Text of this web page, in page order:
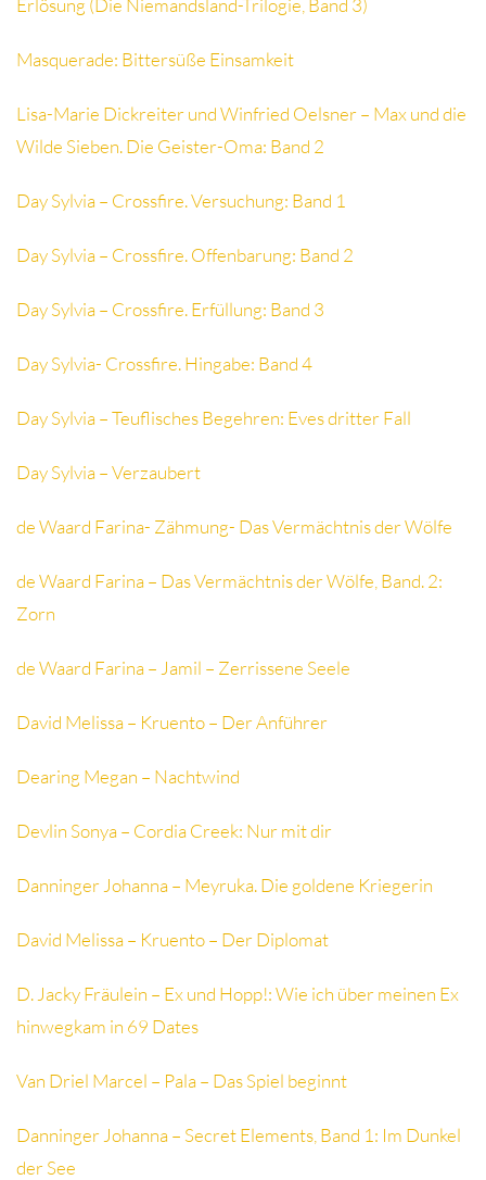
Erlösung (Die Niemandsland-Trilogie, Band 3)
Masquerade: Bittersüße Einsamkeit
Lisa-Marie Dickreiter und Winfried Oelsner – Max und die
Wilde Sieben. Die Geister-Oma: Band 2
Day Sylvia – Crossfire. Versuchung: Band 1
Day Sylvia – Crossfire. Offenbarung: Band 2
Day Sylvia – Crossfire. Erfüllung: Band 3
Day Sylvia- Crossfire. Hingabe: Band 4
Day Sylvia – Teuflisches Begehren: Eves dritter Fall
Day Sylvia – Verzaubert
de Waard Farina- Zähmung- Das Vermächtnis der Wölfe
de Waard Farina – Das Vermächtnis der Wölfe, Band. 2:
Zorn
de Waard Farina – Jamil – Zerrissene Seele
David Melissa – Kruento – Der Anführer
Dearing Megan – Nachtwind
Devlin Sonya – Cordia Creek: Nur mit dir
Danninger Johanna – Meyruka. Die goldene Kriegerin
David Melissa – Kruento – Der Diplomat
D. Jacky Fräulein – Ex und Hopp!: Wie ich über meinen Ex
hinwegkam in 69 Dates
Van Driel Marcel – Pala – Das Spiel beginnt
Danninger Johanna – Secret Elements, Band 1: Im Dunkel
der See